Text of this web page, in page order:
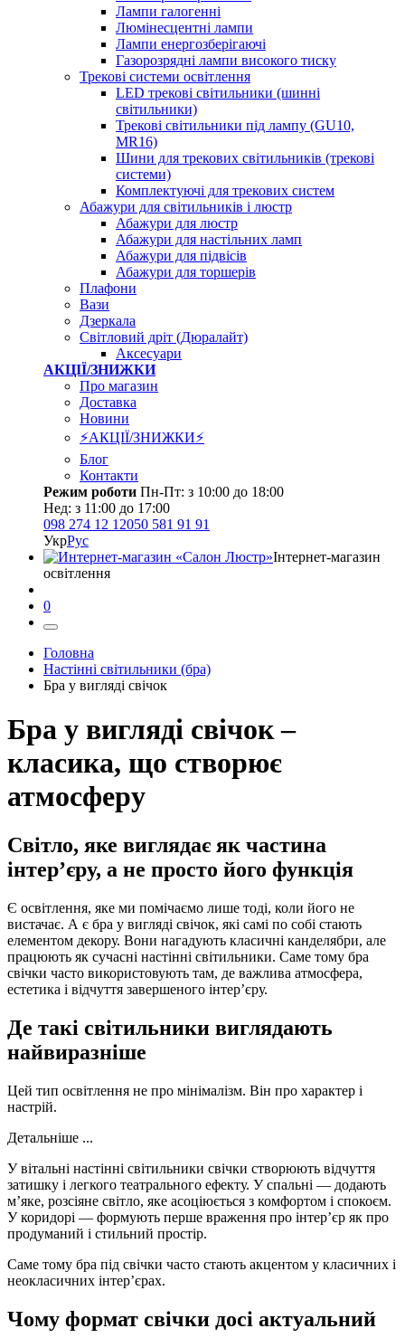
Лампи галогенні
Люмінесцентні лампи
Лампи енергозберігаючі
Газорозрядні лампи високого тиску
Трекові системи освітлення
LED трекові світильники (шинні
світильники)
Трекові світильники під лампу (GU10,
MR16)
Шини для трекових світильників (трекові
системи)
Комплектуючі для трекових систем
Абажури для світильників і люстр
Абажури для люстр
Абажури для настільних ламп
Абажури для підвісів
Абажури для торшерів
Плафони
Вази
Дзеркала
Світловий дріт (Дюралайт)
Аксесуари
АКЦІЇ/ЗНИЖКИ
Про магазин
Доставка
Новини
⚡АКЦІЇ/ЗНИЖКИ⚡
Блог
Контакти
Режим роботи Пн-Пт: з 10:00 до 18:00
Нед: з 11:00 до 17:00
098 274 12 12050 581 91 91
УкрРус
Інтернет-магазин
освітлення
0
Головна
Настінні світильники (бра)
Бра у вигляді свічок
Бра у вигляді свічок –
класика, що створює
атмосферу
Світло, яке виглядає як частина
інтер’єру, а не просто його функція
Є освітлення, яке ми помічаємо лише тоді, коли його не
вистачає. А є бра у вигляді свічок, які самі по собі стають
елементом декору. Вони нагадують класичні канделябри, але
працюють як сучасні настінні світильники. Саме тому бра
свічки часто використовують там, де важлива атмосфера,
естетика і відчуття завершеного інтер’єру.
Де такі світильники виглядають
найвиразніше
Цей тип освітлення не про мінімалізм. Він про характер і
настрій.
Детальніше ...
У вітальні настінні світильники свічки створюють відчуття
затишку і легкого театрального ефекту. У спальні — додають
м’яке, розсіяне світло, яке асоціюється з комфортом і спокоєм.
У коридорі — формують перше враження про інтер’єр як про
продуманий і стильний простір.
Саме тому бра під свічки часто стають акцентом у класичних і
неокласичних інтер’єрах.
Чому формат свічки досі актуальний